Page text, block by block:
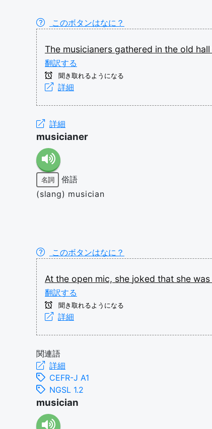
このボタンはなに？
The musicianers gathered in the old hall
翻訳する
聞き取れるようになる
詳細
詳細
musicianer
名詞
俗語
(slang) musician
このボタンはなに？
At the open mic, she joked that she was
翻訳する
聞き取れるようになる
詳細
関連語
詳細
CEFR-J A1
NGSL 1.2
musician